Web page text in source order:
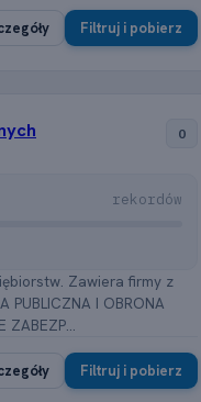
Filtruj i pobierz
O
rekordów
Zawiera firmy z
PUBLICZNA I OBRONA
ZABEZP...
Filtruj i pobierz